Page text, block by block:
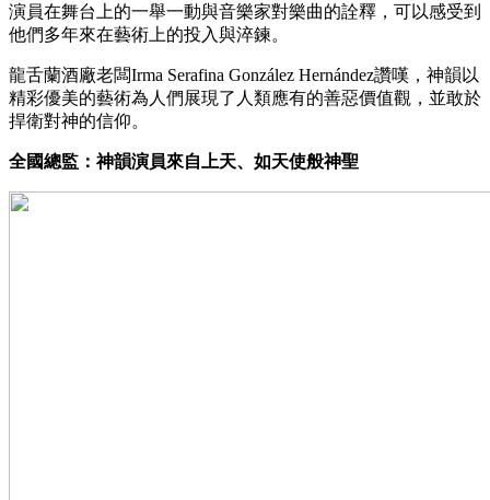
演員在舞台上的一舉一動與音樂家對樂曲的詮釋，可以感受到
他們多年來在藝術上的投入與淬鍊。
龍舌蘭酒廠老闆Irma Serafina González Hernández讚嘆，神韻以
精彩優美的藝術為人們展現了人類應有的善惡價值觀，並敢於
捍衛對神的信仰。
全國總監：神韻演員來自上天、如天使般神聖